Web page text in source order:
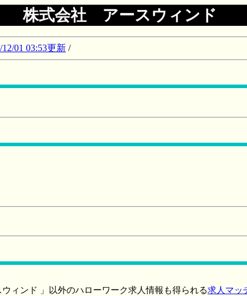
株式会社 アースウィンド
01 03:53更新 /
ィンド 」以外のハローワーク求人情報も得られる求人マッ